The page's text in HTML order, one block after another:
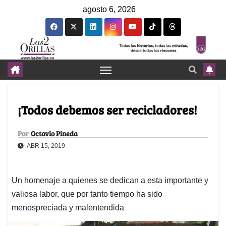
agosto 6, 2026
¡Todos debemos ser recicladores!
Por Octavio Pineda
ABR 15, 2019
Un homenaje a quienes se dedican a esta importante y
valiosa labor, que por tanto tiempo ha sido
menospreciada y malentendida